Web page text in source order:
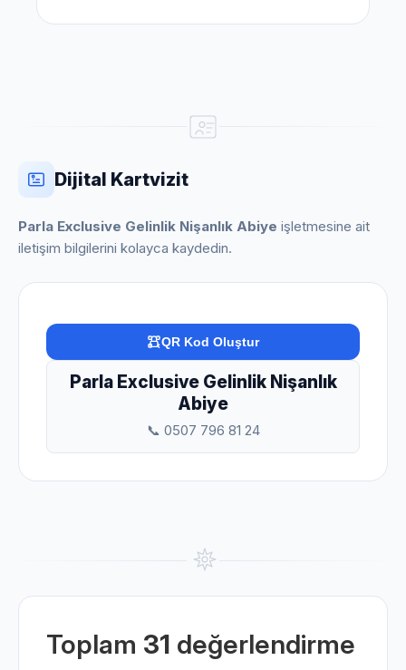
Dijital Kartvizit
Parla Exclusive Gelinlik Nişanlık Abiye işletmesine ait
iletişim bilgilerini kolayca kaydedin.
QR Kod Oluştur
Parla Exclusive Gelinlik Nişanlık
Abiye
📞 0507 796 81 24
Toplam 31 değerlendirme